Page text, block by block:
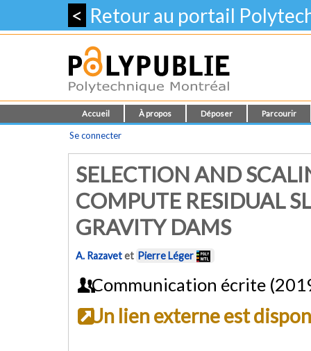
< Retour au portail
Accueil À propos Déposer Parcourir
Se connecter
SELECTION AND
COMPUTE RESIDUAL
GRAVITY DAMS
A. Razavetet Pierre Léger
Communication écrite
Un lien externe est